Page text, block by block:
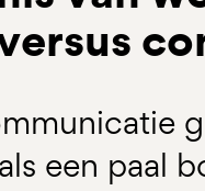
een paal